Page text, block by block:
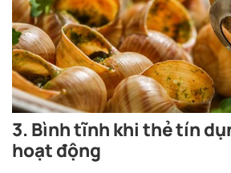
3. Bình tĩnh khi thẻ tín
hoạt động